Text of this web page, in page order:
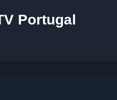
Portugal